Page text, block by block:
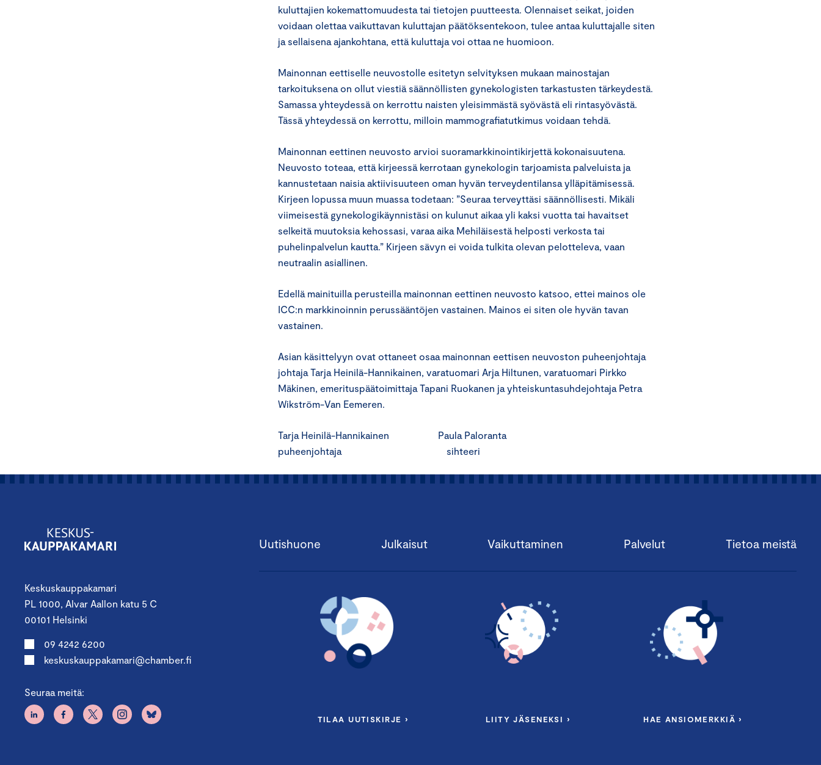
kuluttajien kokemattomuudesta tai tietojen puutteesta. Olennaiset seikat, joiden
voidaan olettaa vaikuttavan kuluttajan päätöksentekoon, tulee antaa kuluttajalle siten
ja sellaisena ajankohtana, että kuluttaja voi ottaa ne huomioon.
Mainonnan eettiselle neuvostolle esitetyn selvityksen mukaan mainostajan
tarkoituksena on ollut viestiä säännöllisten gynekologisten tarkastusten tärkeydestä.
Samassa yhteydessä on kerrottu naisten yleisimmästä syövästä eli rintasyövästä.
Tässä yhteydessä on kerrottu, milloin mammografiatutkimus voidaan tehdä.
Mainonnan eettinen neuvosto arvioi suoramarkkinointikirjettä kokonaisuutena.
Neuvosto toteaa, että kirjeessä kerrotaan gynekologin tarjoamista palveluista ja
kannustetaan naisia aktiivisuuteen oman hyvän terveydentilansa ylläpitämisessä.
Kirjeen lopussa muun muassa todetaan: ”Seuraa terveyttäsi säännöllisesti. Mikäli
viimeisestä gynekologikäynnistäsi on kulunut aikaa yli kaksi vuotta tai havaitset
selkeitä muutoksia kehossasi, varaa aika Mehiläisestä helposti verkosta tai
puhelinpalvelun kautta.” Kirjeen sävyn ei voida tulkita olevan pelotteleva, vaan
neutraalin asiallinen.
Edellä mainituilla perusteilla mainonnan eettinen neuvosto katsoo, ettei mainos ole
ICC:n markkinoinnin perussääntöjen vastainen. Mainos ei siten ole hyvän tavan
vastainen.
Asian käsittelyyn ovat ottaneet osaa mainonnan eettisen neuvoston puheenjohtaja
johtaja Tarja Heinilä-Hannikainen, varatuomari Arja Hiltunen, varatuomari Pirkko
Mäkinen, emerituspäätoimittaja Tapani Ruokanen ja yhteiskuntasuhdejohtaja Petra
Wikström-Van Eemeren.
Tarja Heinilä-Hannikainen Paula Paloranta
puheenjohtaja sihteeri
Keskuskauppakamari
PL 1000, Alvar Aallon katu 5 C
00101 Helsinki
09 4242 6200
keskuskauppakamari@chamber.fi
Seuraa meitä:
Uutishuone Julkaisut Vaikuttaminen Palvelut Tietoa meistä
TILAA UUTISKIRJE › LIITY JÄSENEKSI › HAE ANSIOMERKKIÄ ›